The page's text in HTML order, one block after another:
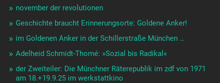
november der revolutionen
Geschichte braucht Erinnerungsorte: Goldene Anker!
im Goldenen Anker in der Schillerstraße München …
Adelheid Schmidt-Thomé: »Sozial bis Radikal«
der Zweiteiler: Die Münchner Räterepublik im zdf von 1971
am 18.+19.9.25 im werkstattkino